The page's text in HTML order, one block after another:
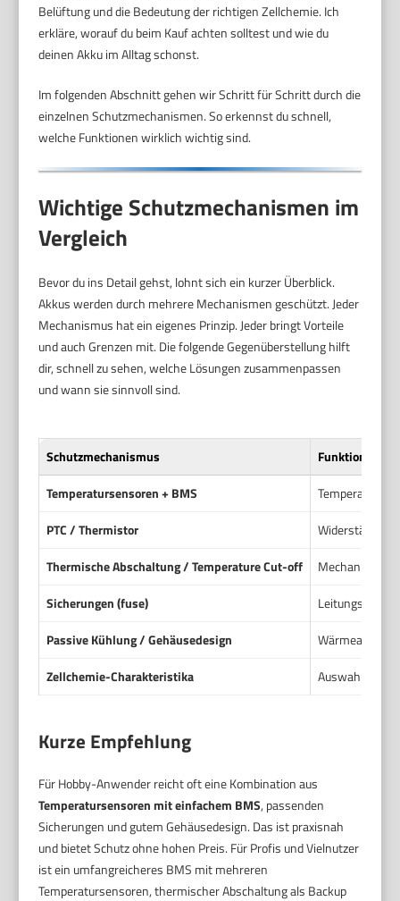
Belüftung und die Bedeutung der richtigen Zellchemie. Ich
erkläre, worauf du beim Kauf achten solltest und wie du
deinen Akku im Alltag schonst.
Im folgenden Abschnitt gehen wir Schritt für Schritt durch die
einzelnen Schutzmechanismen. So erkennst du schnell,
welche Funktionen wirklich wichtig sind.
Wichtige Schutzmechanismen im
Vergleich
Bevor du ins Detail gehst, lohnt sich ein kurzer Überblick.
Akkus werden durch mehrere Mechanismen geschützt. Jeder
Mechanismus hat ein eigenes Prinzip. Jeder bringt Vorteile
und auch Grenzen mit. Die folgende Gegenüberstellung hilft
dir, schnell zu sehen, welche Lösungen zusammenpassen
und wann sie sinnvoll sind.
Schutzmechanismus
Temperatursensoren + BMS
PTC / Thermistor
Widerstände,
Thermische Abschaltung / Temperature Cut-off
Mechanische
Sicherungen (fuse)
Passive Kühlung / Gehäusedesign
Zellchemie-Charakteristika
Auswahl der
Kurze Empfehlung
Für Hobby-Anwender reicht oft eine Kombination aus
Temperatursensoren mit einfachem BMS, passenden
Sicherungen und gutem Gehäusedesign. Das ist praxisnah
und bietet Schutz ohne hohen Preis. Für Profis und Vielnutzer
ist ein umfangreicheres BMS mit mehreren
Temperatursensoren, thermischer Abschaltung als Backup